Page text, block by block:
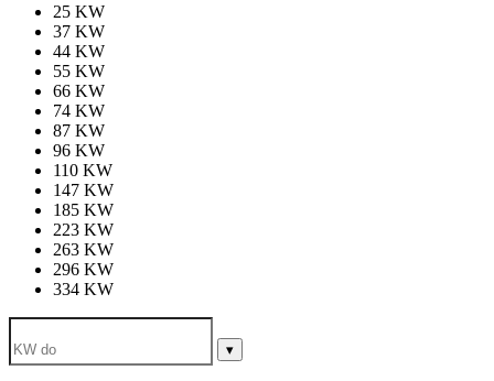
25 KW
37 KW
44 KW
55 KW
66 KW
74 KW
87 KW
96 KW
110 KW
147 KW
185 KW
223 KW
263 KW
296 KW
334 KW
▾